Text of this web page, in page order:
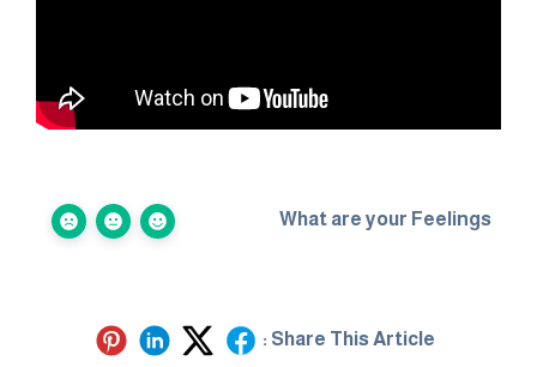
What are your Feelings
Share This Article :